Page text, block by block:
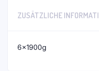
ZUSÄTZLICHE
6x1900g